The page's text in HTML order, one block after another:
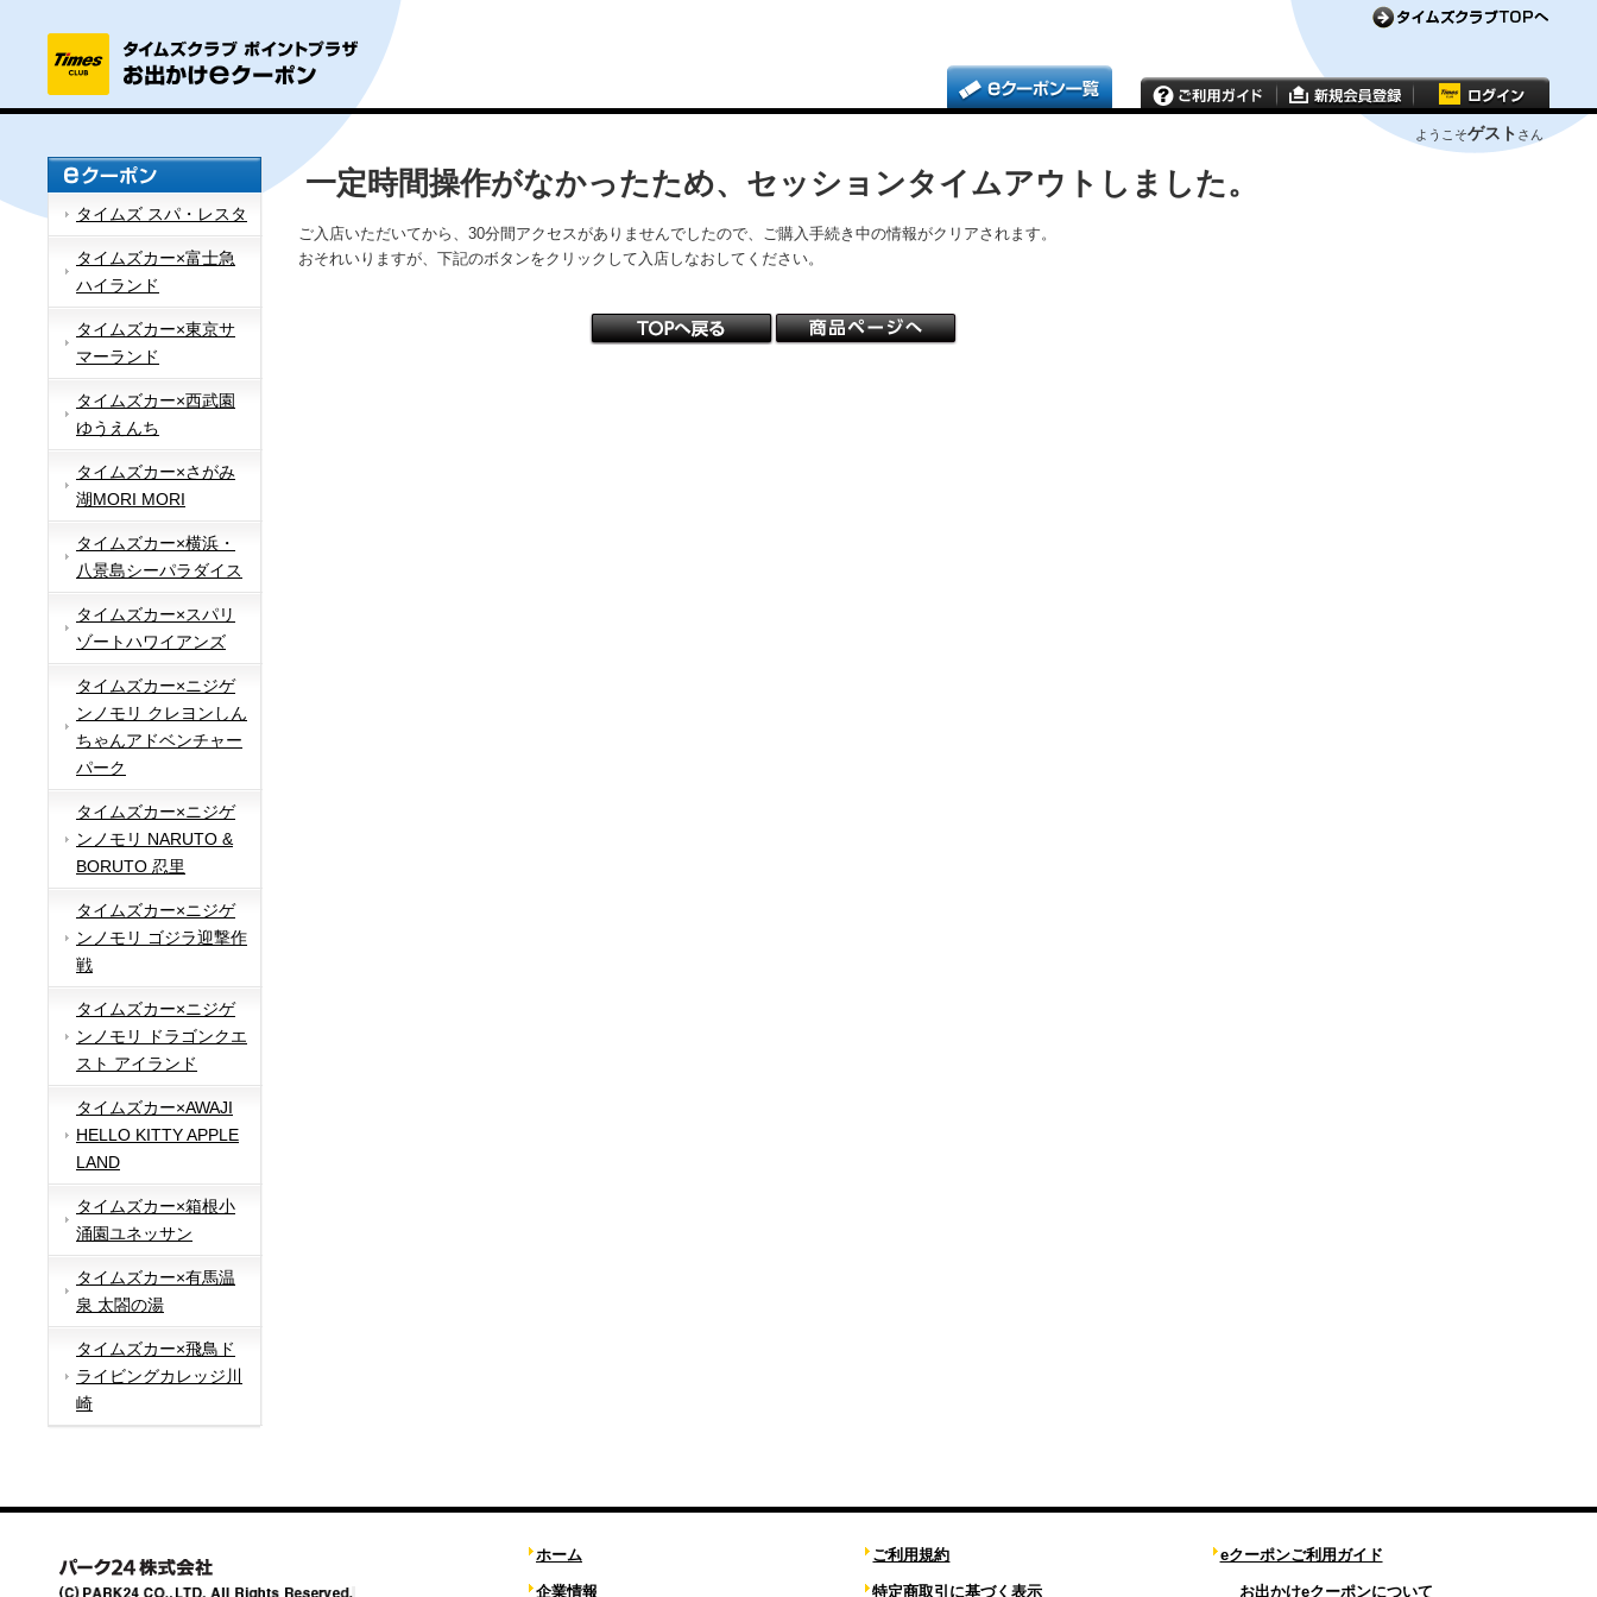
ようこそゲスト さん
タイムズ スパ・レスタ
タイムズカー×富士急
ハイランド
タイムズカー×東京サ
マーランド
タイムズカー×西武園
ゆうえんち
タイムズカー×さがみ
湖MORI MORI
タイムズカー×横浜・
八景島シーパラダイス
タイムズカー×スパリ
ゾートハワイアンズ
タイムズカー×ニジゲ
ンノモリ クレヨンしん
ちゃんアドベンチャー
パーク
タイムズカー×ニジゲ
ンノモリ NARUTO &
BORUTO 忍里
タイムズカー×ニジゲ
ンノモリ ゴジラ迎撃作
戦
タイムズカー×ニジゲ
ンノモリ ドラゴンクエ
スト アイランド
タイムズカー×AWAJI
HELLO KITTY APPLE
LAND
タイムズカー×箱根小
涌園ユネッサン
タイムズカー×有馬温
泉 太閤の湯
タイムズカー×飛鳥ド
ライビングカレッジ川
崎
一定時間操作がなかったため、セッションタイムアウトしました。
ご入店いただいてから、30分間アクセスがありませんでしたので、ご購入手続き中の情報がクリアされます。
おそれいりますが、下記のボタンをクリックして入店しなおしてください。
ホーム
企業情報
ご利用規約
特定商取引に基づく表示
eクーポンご利用ガイド
お出かけeクーポンについて